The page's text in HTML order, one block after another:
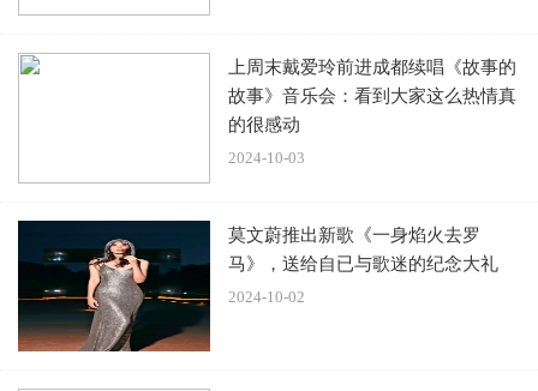
孩子我自己可以养，但我没善良的要让他就这么好过!」
据了解，爆料者、高亚麟女友魏嘉也曾是一名女演员，
出演过《羞羞的铁拳》、《解忧杂货店》等作品。
样做有何目的？她表示就算自己并非善人，也不会去伤害别
人，但也绝对不会让伤害过她的人好过，毕竟自己没有善良
到这般地步。
上周末戴爱玲前进成都续唱《故事的
故事》音乐会：看到大家这么热情真
的很感动
2024-10-03
莫文蔚推出新歌《一身焰火去罗
马》，送给自已与歌迷的纪念大礼
2024-10-02